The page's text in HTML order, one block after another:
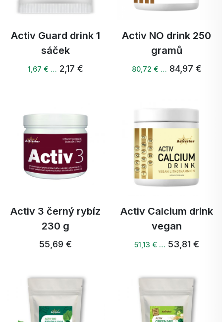
Activ Guard drink 1
sáček
1,67 € … 2,17 €
Activ NO drink 250
gramů
80,72 € … 84,97 €
Activ 3 černý rybíz
230 g
55,69 €
Activ Calcium drink
vegan
51,13 € … 53,81 €